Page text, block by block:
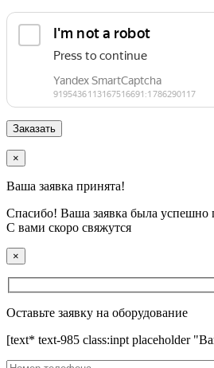
×
Ваша заявка принята!
Спасибо! Ваша заявка была успешно
С вами скоро свяжутся
×
Оставьте заявку на оборудование
[text* text-985 class:inpt placeholder